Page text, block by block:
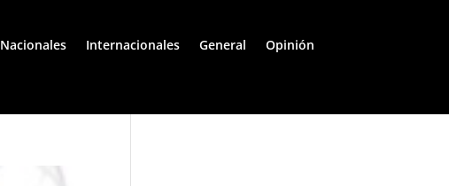
Nacionales Internacionales General Opinión